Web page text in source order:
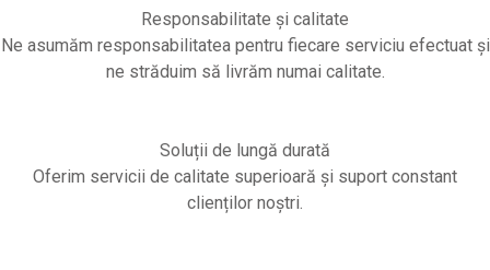
Responsabilitate și calitate
Ne asumăm responsabilitatea pentru fiecare serviciu efectuat și
ne străduim să livrăm numai calitate.
Soluții de lungă durată
Oferim servicii de calitate superioară și suport constant
clienților noștri.